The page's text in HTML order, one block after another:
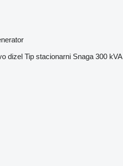
dizel Tip stacionarni Snaga 300 kVA